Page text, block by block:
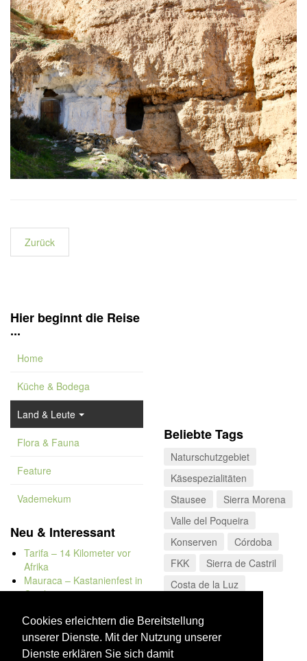
Cookies erleichtern die Bereitstellung
unserer Dienste. Mit der Nutzung unserer
Dienste erklären Sie sich damit
Zurück
Hier beginnt die Reise
...
Home
Küche & Bodega
Land & Leute
Flora & Fauna
Feature
Vademekum
Neu & Interessant
Tarifa – 14 Kilometer vor
Afrika
Mauraca – Kastanienfest in
Capileira
Bolonia
Kap Trafalgar
Düne von Bolonia
Beliebte Tags
Naturschutzgebiet
Käsespezialitäten
Stausee
Sierra Morena
Valle del Poqueira
Konserven
Córdoba
FKK
Sierra de Castril
Costa de la Luz